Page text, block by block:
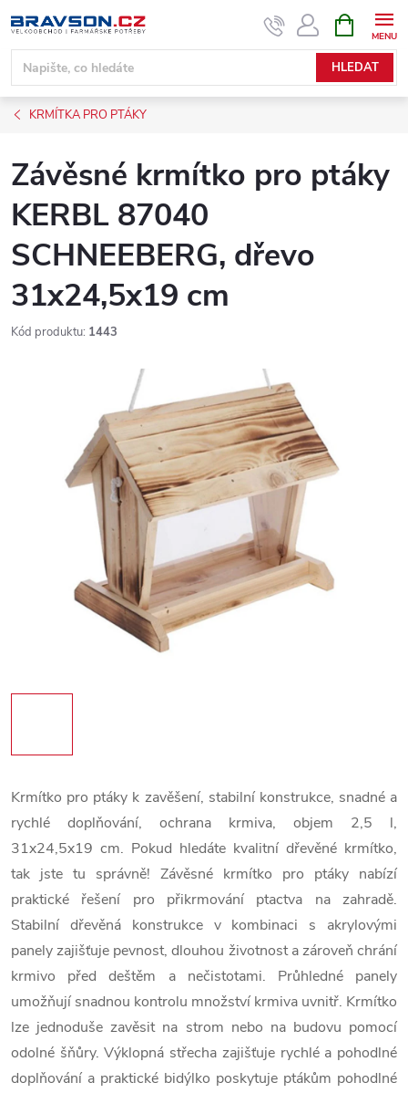
na
obsah
HLEDAT
NÁKUPNÍ
KOŠÍK
KRMÍTKA PRO PTÁKY
Závěsné krmítko pro ptáky
KERBL 87040
SCHNEEBERG, dřevo
31x24,5x19 cm
Kód produktu: 1443
Krmítko pro ptáky k zavěšení, stabilní konstrukce, snadné a
rychlé doplňování, ochrana krmiva, objem 2,5 l,
31x24,5x19 cm. Pokud hledáte kvalitní dřevěné krmítko,
tak jste tu správně! Závěsné krmítko pro ptáky nabízí
praktické řešení pro přikrmování ptactva na zahradě.
Stabilní dřevěná konstrukce v kombinaci s akrylovými
panely zajišťuje pevnost, dlouhou životnost a zároveň chrání
krmivo před deštěm a nečistotami. Průhledné panely
umožňují snadnou kontrolu množství krmiva uvnitř. Krmítko
lze jednoduše zavěsit na strom nebo na budovu pomocí
odolné šňůry. Výklopná střecha zajišťuje rychlé a pohodlné
doplňování a praktické bidýlko poskytuje ptákům pohodlné